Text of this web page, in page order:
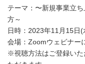
テーマ：〜新規事業立
方～
日時：2023年11月15
会場：Zoomウェビナー
※視聴方法はご登録い